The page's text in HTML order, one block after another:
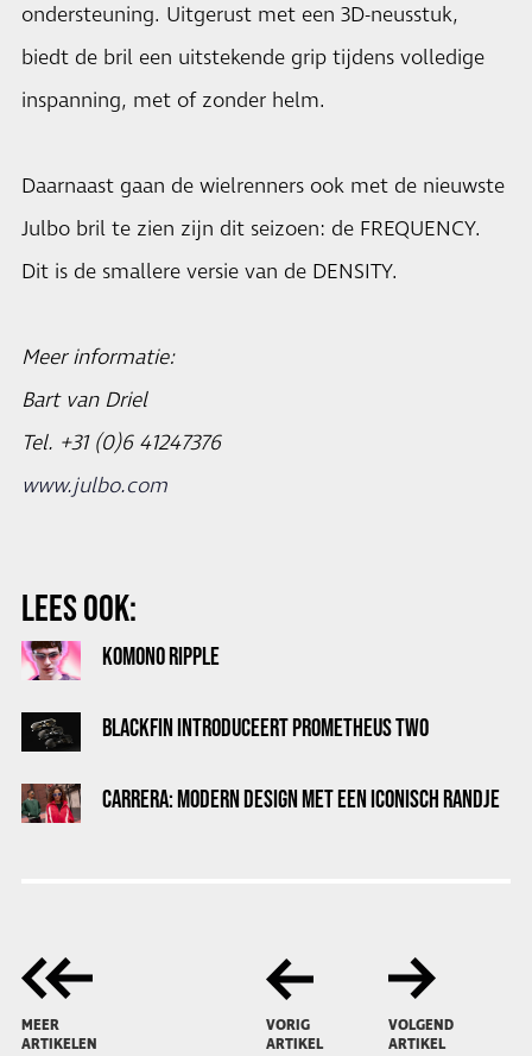
ondersteuning. Uitgerust met een 3D-neusstuk,
biedt de bril een uitstekende grip tijdens volledige
inspanning, met of zonder helm.
Daarnaast gaan de wielrenners ook met de nieuwste
Julbo bril te zien zijn dit seizoen: de FREQUENCY.
Dit is de smallere versie van de DENSITY.
Meer informatie:
Bart van Driel
Tel. +31 (0)6 41247376
www.julbo.com
LEES OOK:
KOMONO RIPPLE
BLACKFIN INTRODUCEERT PROMETHEUS TWO
CARRERA: MODERN DESIGN MET EEN ICONISCH RANDJE
MEER
ARTIKELEN
VORIG
ARTIKEL
VOLGEND
ARTIKEL